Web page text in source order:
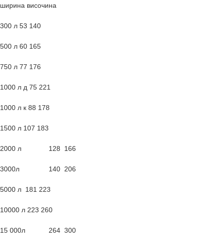
ширина височина
300 л 53 140
500 л 60 165
750 л 77 176
1000 л д 75 221
1000 л к 88 178
1500 л 107 183
2000 л 128 166
3000л 140 206
5000 л 181 223
10000 л 223 260
15 000л 264 300